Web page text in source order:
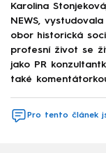
Karolina
NEWS,
obor historická
profesní život se
jako PR
také
Pro tento článek